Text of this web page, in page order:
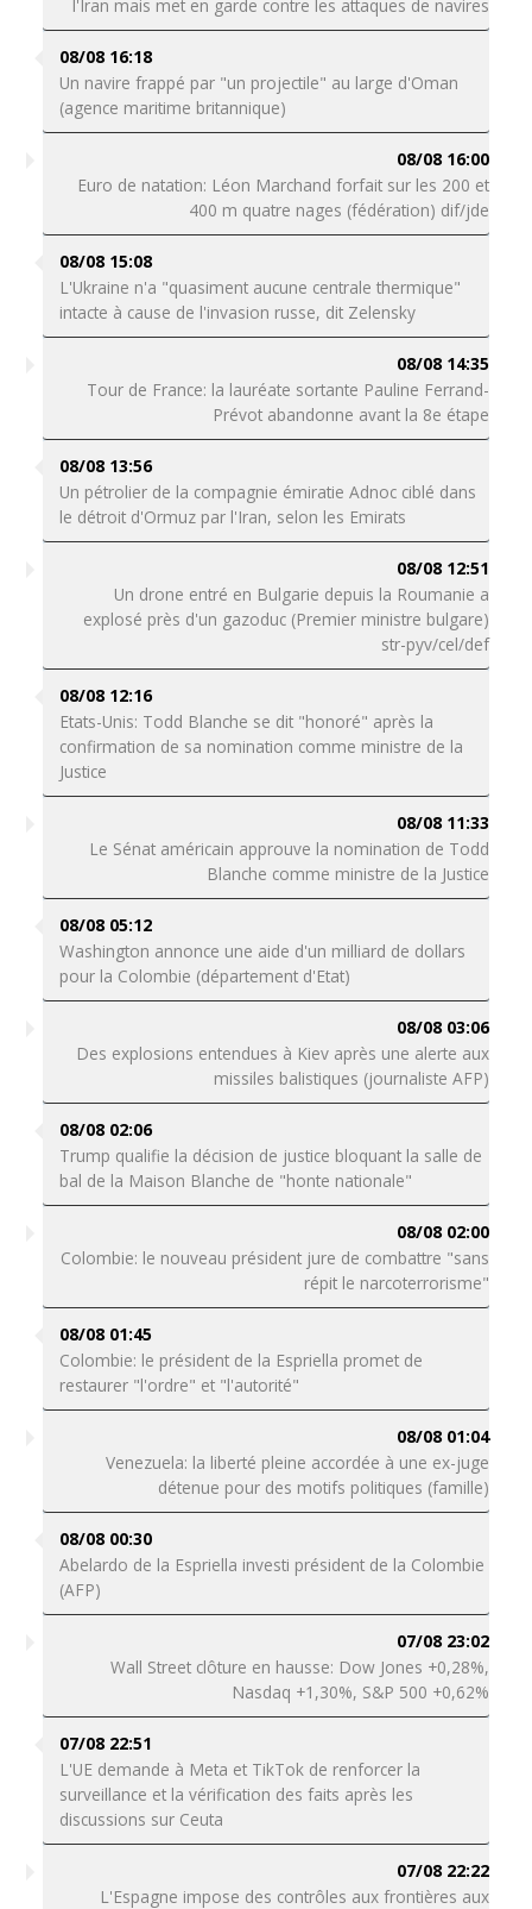
l'Iran mais met en garde contre les attaques de navires
08/08 16:18
Un navire frappé par "un projectile" au large d'Oman
(agence maritime britannique)
08/08 16:00
Euro de natation: Léon Marchand forfait sur les 200 et
400 m quatre nages (fédération) dif/jde
08/08 15:08
L'Ukraine n'a "quasiment aucune centrale thermique"
intacte à cause de l'invasion russe, dit Zelensky
08/08 14:35
Tour de France: la lauréate sortante Pauline Ferrand-
Prévot abandonne avant la 8e étape
08/08 13:56
Un pétrolier de la compagnie émiratie Adnoc ciblé dans
le détroit d'Ormuz par l'Iran, selon les Emirats
08/08 12:51
Un drone entré en Bulgarie depuis la Roumanie a
explosé près d'un gazoduc (Premier ministre bulgare)
str-pyv/cel/def
08/08 12:16
Etats-Unis: Todd Blanche se dit "honoré" après la
confirmation de sa nomination comme ministre de la
Justice
08/08 11:33
Le Sénat américain approuve la nomination de Todd
Blanche comme ministre de la Justice
08/08 05:12
Washington annonce une aide d'un milliard de dollars
pour la Colombie (département d'Etat)
08/08 03:06
Des explosions entendues à Kiev après une alerte aux
missiles balistiques (journaliste AFP)
08/08 02:06
Trump qualifie la décision de justice bloquant la salle de
bal de la Maison Blanche de "honte nationale"
08/08 02:00
Colombie: le nouveau président jure de combattre "sans
répit le narcoterrorisme"
08/08 01:45
Colombie: le président de la Espriella promet de
restaurer "l'ordre" et "l'autorité"
08/08 01:04
Venezuela: la liberté pleine accordée à une ex-juge
détenue pour des motifs politiques (famille)
08/08 00:30
Abelardo de la Espriella investi président de la Colombie
(AFP)
07/08 23:02
Wall Street clôture en hausse: Dow Jones +0,28%,
Nasdaq +1,30%, S&P 500 +0,62%
07/08 22:51
L'UE demande à Meta et TikTok de renforcer la
surveillance et la vérification des faits après les
discussions sur Ceuta
07/08 22:22
L'Espagne impose des contrôles aux frontières aux